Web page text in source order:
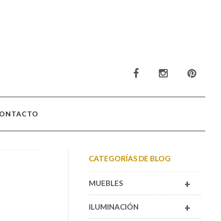
CATEGORÍAS DE BLOG
+
MUEBLES
+
ILUMINACIÓN